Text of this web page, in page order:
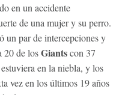
en un accidente
de una mujer y su perro.
un par de intercepciones y
20 de losGiantscon 37
en la niebla, y los
vez en los últimos 19 años